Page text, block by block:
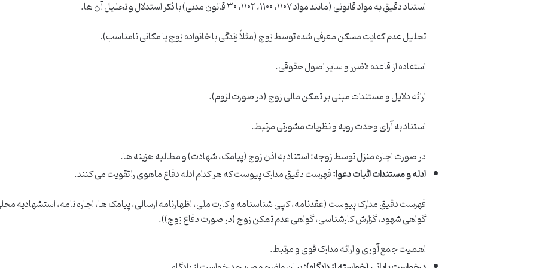
استناد دقیق به مواد قانونی (مانند مواد ۱۱۰۷، ۱۱۰۰، ۱۱۰۲، ۳۰ قانون مدنی) با ذکر استدلال و تحلیل آن ها.
تحلیل عدم کفایت مسکن معرفی شده توسط زوج (مثلاً زندگی با خانواده زوج یا مکانی نامناسب).
استفاده از قاعده لاضرر و سایر اصول حقوقی.
ارائه دلایل و مستندات مبنی بر تمکن مالی زوج (در صورت لزوم).
استناد به آرای وحدت رویه و نظریات مشورتی مرتبط.
در صورت اجاره منزل توسط زوجه: استناد به اذن زوج (پیامک، شهادت) و مطالبه هزینه ها.
ادله و مستندات اثبات دعوا:فهرست دقیق مدارک پیوست که هر کدام ادله دفاع ماهوی را تقویت می کنند.
فهرست دقیق مدارک پیوست (عقدنامه، کپی شناسنامه و کارت ملی، اظهارنامه ارسالی، پیامک ها، اجاره نامه، استشهادیه
گواهی شهود، گزارش کارشناسی، گواهی عدم تمکن زوج (در صورت دفاع زوج)).
اهمیت جمع آوری و ارائه مدارک قوی و مرتبط.